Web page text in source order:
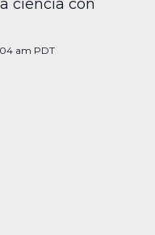
ciencia con
am PDT